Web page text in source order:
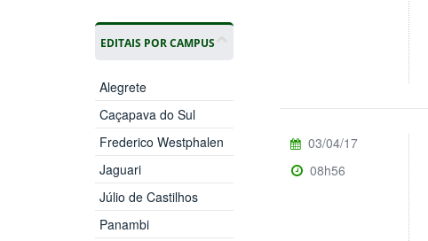
EDITAIS POR CAMPUS
Alegrete
Caçapava do Sul
Frederico Westphalen
Jaguari
Júlio de Castilhos
Panambi
03/04/17
08h56